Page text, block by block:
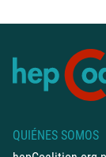
QUIÉNES SOMOS